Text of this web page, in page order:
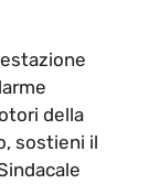
della
sostieni il